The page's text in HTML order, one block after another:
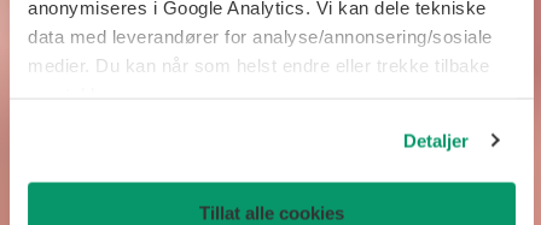
anonymiseres i Google Analytics. Vi kan dele tekniske
data med leverandører for analyse/annonsering/sosiale
medier. Du kan når som helst endre eller trekke tilbake
Detaljer
Tillat alle cookies